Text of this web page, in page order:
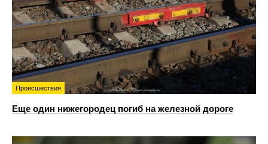
Происшествия
Еще один нижегородец погиб на железной дороге